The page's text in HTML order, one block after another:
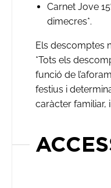
Carnet Jove
dimecres*.
Els descomptes
*Tots els
funció de
festius i
caràcter familiar,